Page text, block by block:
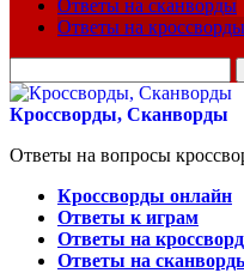
Ответы на сканворды
Ответы на кроссворды
для:
Кроссворды, Сканворды
Ответы на вопросы
Кроссворды онлайн
Ответы к играм
Ответы на
Ответы на